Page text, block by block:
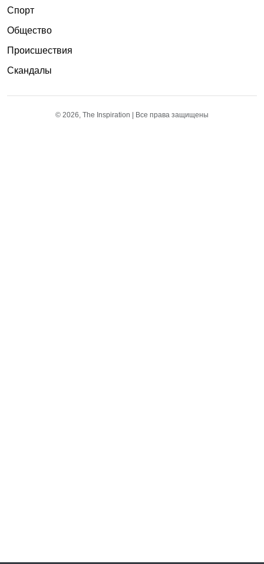
Спорт
Общество
Происшествия
Скандалы
© 2026, The Inspiration | Все права защищены